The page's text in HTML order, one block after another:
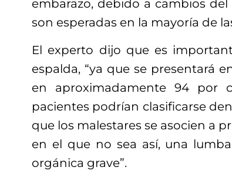
embarazo, debido a cambios del
son esperadas en la mayoría de
El experto dijo que es
espalda, “ya que se presentará
en aproximadamente 94 por
pacientes podrían clasificarse
que los malestares se asocien a
en el que no sea así, una
orgánica grave”.